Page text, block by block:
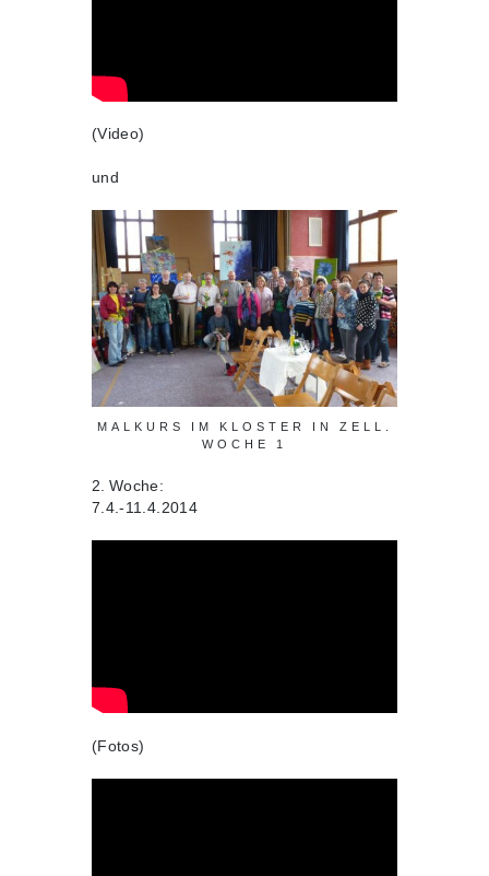
(Video)
und
MALKURS IM KLOSTER IN ZELL.
WOCHE 1
2. Woche:
7.4.-11.4.2014
(Fotos)